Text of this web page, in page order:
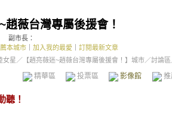
趙薇台灣專屬後援會！
副市長：
本城市 加入我的最愛
訂閱最新文章
女星 ／ 【趙亮薇迷~趙薇台灣專屬後援會！】城市／討論
精華區 投票區 影像館
聽！